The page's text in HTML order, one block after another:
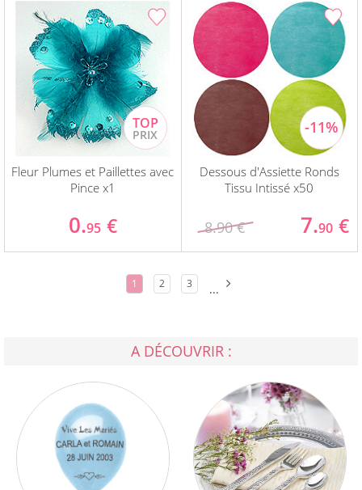
Fleur Plumes et Paillettes avec
Pince x1
0.95 €
Dessous d'Assiette Ronds
Tissu Intissé x50
8.90 € 7.90 €
1 2 3 ...
A DÉCOUVRIR :